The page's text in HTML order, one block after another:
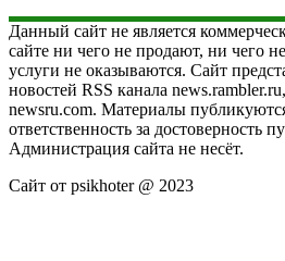
Данный сайт не является
сайте ни чего не продают, ни чего
услуги не оказываются. Сайт
новостей RSS канала
newsru.com. Материалы
ответственность за достоверность
Администрация сайта не несёт.
Сайт от psikhoter @ 2023